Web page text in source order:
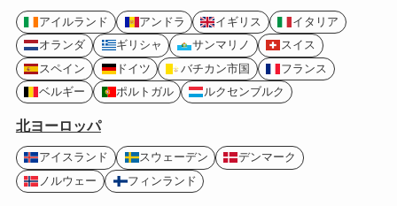
アイルランド アンドラ イギリス
イタリア
オランダ
ギリシャ サンマリノ
スイス
スペイン
ドイツ バチカン市国
フランス
ベルギー
ポルトガル ルクセンブルク
北ヨーロッパ
アイスランド スウェーデン
デンマーク
ノルウェー
フィンランド